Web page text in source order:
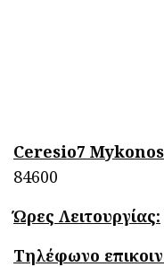
Ceresio7
84600
Ώρες Λειτουργίας:
Τηλέφωνο